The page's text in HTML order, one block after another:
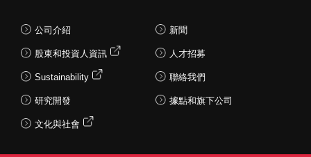
公司介紹
股東和投資人資訊
Sustainability
研究開發
文化與社會
新聞
人才招募
聯絡我們
據點和旗下公司